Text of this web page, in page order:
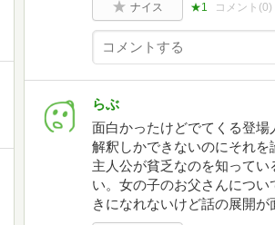
ナイス ★1 コメント(0)
らぶ
面白かったけどでてくる登
解釈しかできないのにそれ
主人公が貧乏なのを知って
い。女の子のお父さんにつ
きになれないけど話の展開が